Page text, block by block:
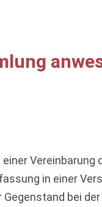
in einer
bei